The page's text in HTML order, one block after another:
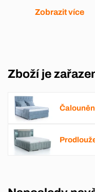
Zobrazit více
Zboží je